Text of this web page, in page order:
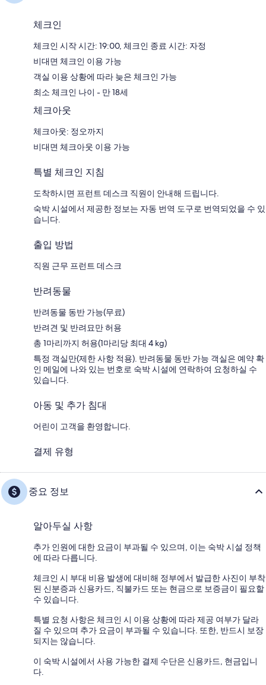
체크인
체크인 시작 시간: 19:00, 체크인 종료 시간: 자정
비대면 체크인 이용 가능
객실 이용 상황에 따라 늦은 체크인 가능
최소 체크인 나이 - 만 18세
체크아웃
체크아웃: 정오까지
비대면 체크아웃 이용 가능
특별 체크인 지침
도착하시면 프런트 데스크 직원이 안내해 드립니다.
숙박 시설에서 제공한 정보는 자동 번역 도구로 번역되었을 수 있
습니다.
출입 방법
직원 근무 프런트 데스크
반려동물
반려동물 동반 가능(무료)
반려견 및 반려묘만 허용
총 1마리까지 허용(1마리당 최대 4 kg)
특정 객실만(제한 사항 적용). 반려동물 동반 가능 객실은 예약 확
인 메일에 나와 있는 번호로 숙박 시설에 연락하여 요청하실 수
있습니다.
아동 및 추가 침대
어린이 고객을 환영합니다.
결제 유형
중요 정보
알아두실 사항
추가 인원에 대한 요금이 부과될 수 있으며, 이는 숙박 시설 정책
에 따라 다릅니다.
체크인 시 부대 비용 발생에 대비해 정부에서 발급한 사진이 부착
된 신분증과 신용카드, 직불카드 또는 현금으로 보증금이 필요할
수 있습니다.
특별 요청 사항은 체크인 시 이용 상황에 따라 제공 여부가 달라
질 수 있으며 추가 요금이 부과될 수 있습니다. 또한, 반드시 보장
되지는 않습니다.
이 숙박 시설에서 사용 가능한 결제 수단은 신용카드, 현금입니
다.